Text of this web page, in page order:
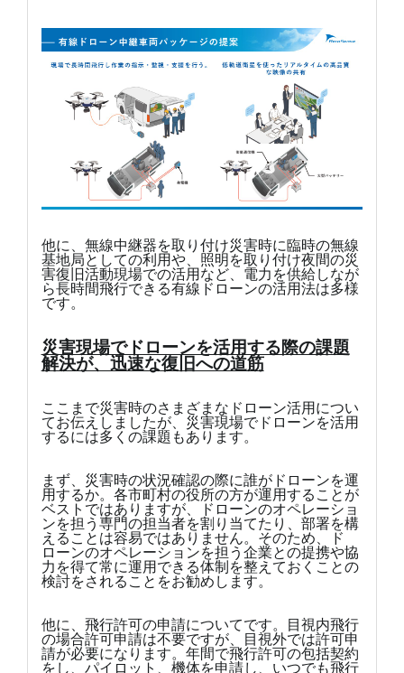
他に、無線中継器を取り付け災害時に臨時の無線
基地局としての利用や、照明を取り付け夜間の災
害復旧活動現場での活用など、電力を供給しなが
ら長時間飛行できる有線ドローンの活用法は多様
です。
災害現場でドローンを活用する際の課題
解決が、迅速な復旧への道筋
ここまで災害時のさまざまなドローン活用につい
てお伝えしましたが、災害現場でドローンを活用
するには多くの課題もあります。
まず、災害時の状況確認の際に誰がドローンを運
用するか。各市町村の役所の方が運用することが
ベストではありますが、ドローンのオペレーショ
ンを担う専門の担当者を割り当てたり、部署を構
えることは容易ではありません。そのため、ド
ローンのオペレーションを担う企業との提携や協
力を得て常に運用できる体制を整えておくことの
検討をされることをお勧めします。
他に、飛行許可の申請についてです。目視内飛行
の場合許可申請は不要ですが、目視外では許可申
請が必要になります。年間で飛行許可の包括契約
をし、パイロット、機体を申請し、いつでも飛行